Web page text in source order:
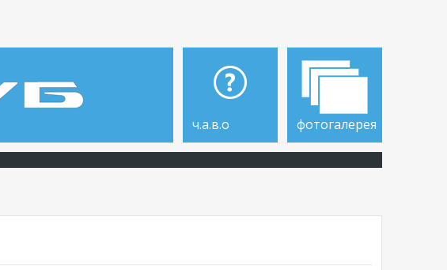
ч.а.в.о фотогалерея